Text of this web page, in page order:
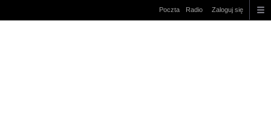
Poczta Radio Zaloguj się